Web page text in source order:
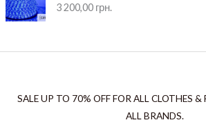
3 200,00 грн.
SALE UP TO 70% OFF FOR ALL CLOTHES
ALL BRANDS.